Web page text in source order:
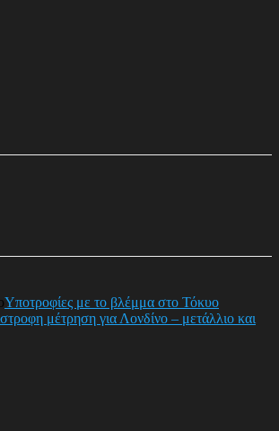
Υποτροφίες με το βλέμμα στο Τόκυο
μέτρηση για Λονδίνο – μετάλλιο και